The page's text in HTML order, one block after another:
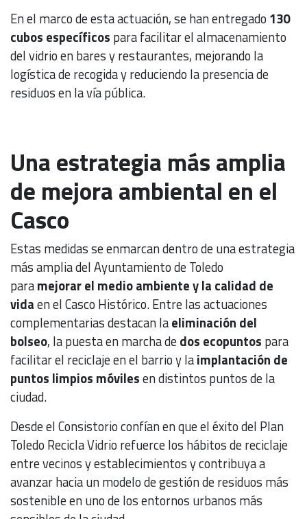
En el marco de esta actuación, se han entregado 130
cubos específicos para facilitar el almacenamiento
del vidrio en bares y restaurantes, mejorando la
logística de recogida y reduciendo la presencia de
residuos en la vía pública.
Una estrategia más amplia
de mejora ambiental en el
Casco
Estas medidas se enmarcan dentro de una estrategia
más amplia del Ayuntamiento de Toledo
paramejorar el medio ambiente y la calidad de
vidaen el Casco Histórico. Entre las actuaciones
complementarias destacan laeliminación del
bolseo, la puesta en marcha dedos ecopuntos para
facilitar el reciclaje en el barrio y laimplantación de
puntos limpios móvilesen distintos puntos de la
ciudad.
Desde el Consistorio confían en que el éxito del Plan
Toledo Recicla Vidrio refuerce los hábitos de reciclaje
entre vecinos y establecimientos y contribuya a
avanzar hacia un modelo de gestión de residuos más
sostenible en uno de los entornos urbanos más